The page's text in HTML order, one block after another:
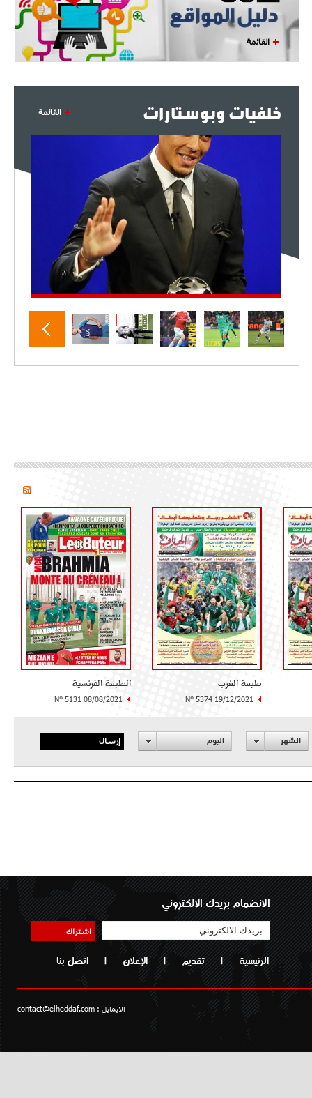
القائمة
خلفيات وبوستارات القائمة
طبعة الغرب
N° 5374 19/12/2021
الطبعة الفرنسية
N° 5131 08/08/2021
الشهر اليوم إرسال
الانضمام بريدك الإلكتروني
اشتراك
الرئيسية | تقديم | الإعلان | اتصل بنا
الايمايل : contact@elheddaf.com